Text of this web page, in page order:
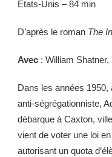
États-Unis – 84 min
D’après le roman The
Avec : William
Dans les années 1950,
anti-ségrégationniste,
débarque à Caxton,
vient de voter une loi
autorisant un quota